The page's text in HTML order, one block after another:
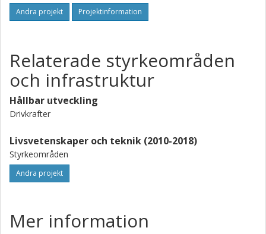
Andra projekt Projektinformation
Relaterade styrkeområden
och infrastruktur
Hållbar utveckling
Drivkrafter
Livsvetenskaper och teknik (2010-2018)
Styrkeområden
Andra projekt
Mer information